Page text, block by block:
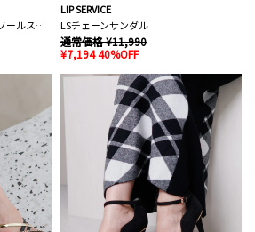
ロゴシューレースボリュームソールスニーカー
LIP SERVICE
LSチェーンサンダル
通常価格 ¥11,990
¥7,194 40%OFF